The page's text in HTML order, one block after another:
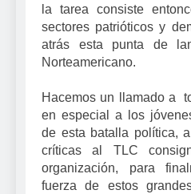
la tarea consiste
sectores patrióticos y
atrás esta punta de
Norteamericano.
Hacemos un llamado a
en especial a los
de esta batalla política,
críticas al TLC
organización, para
fuerza de estos